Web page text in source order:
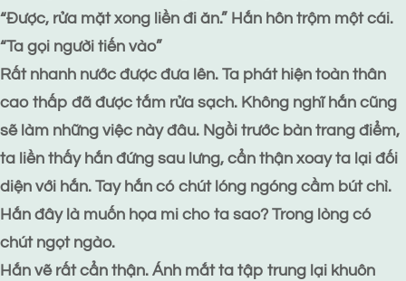
“Được, rửa mặt xong liền đi ăn.” Hắn hôn trộm một cái.
“Ta gọi người tiến vào”
Rất nhanh nước được đưa lên. Ta phát hiện toàn thân
cao thấp đã được tắm rửa sạch. Không nghĩ hắn cũng
sẽ làm những việc này đâu. Ngồi trước bàn trang điểm,
ta liền thấy hắn đứng sau lưng, cẩn thận xoay ta lại đối
diện với hắn. Tay hắn có chút lóng ngóng cầm bút chì.
Hắn đây là muốn họa mi cho ta sao? Trong lòng có
chút ngọt ngào.
Hắn vẽ rất cẩn thận. Ánh mắt ta tập trung lại khuôn